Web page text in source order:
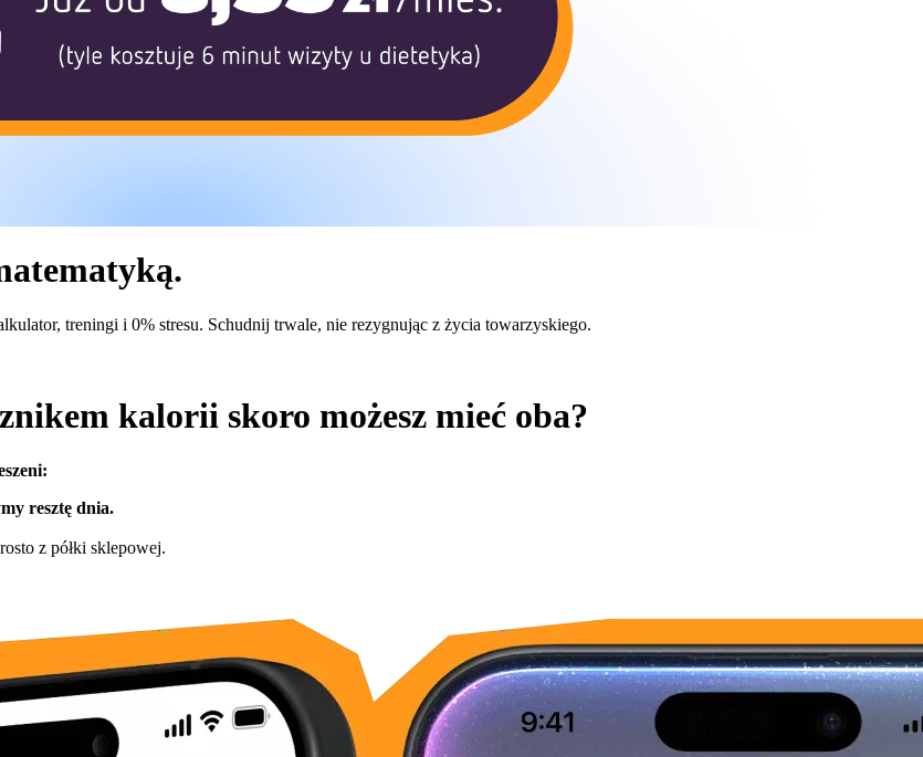
treningi i 0% stresu. Schudnij trwale, nie rezygnując z życia towarzyskiego.
kalorii skoro możesz mieć oba?
resztę dnia.
z półki sklepowej.